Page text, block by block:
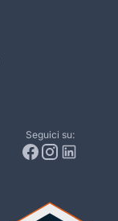
Seguici su: